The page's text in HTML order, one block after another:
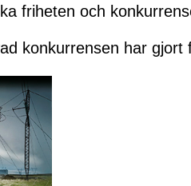
friheten och
konkurrensen har